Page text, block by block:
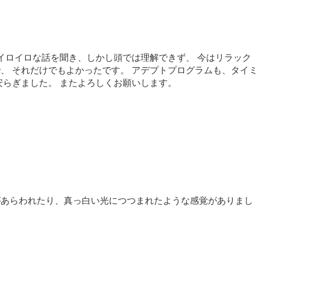
イロな話を聞き、しかし頭では理解できず、 今はリラック
それだけでもよかったです。 アデプトプログラムも、タイミ
ぎました。 またよろしくお願いします。
らわれたり、真っ白い光につつまれたような感覚がありまし